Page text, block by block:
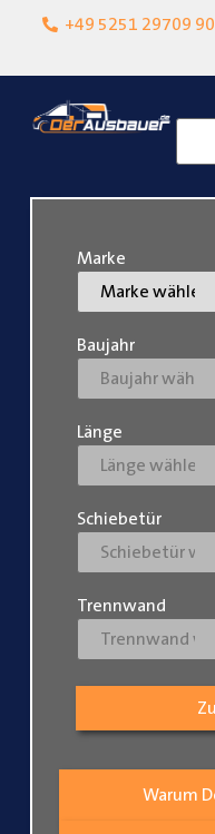
+49 5251 29709 90
Lokalgeschäft in
Warum
Marke
Baujahr
Länge
Schiebetür
Trennwand